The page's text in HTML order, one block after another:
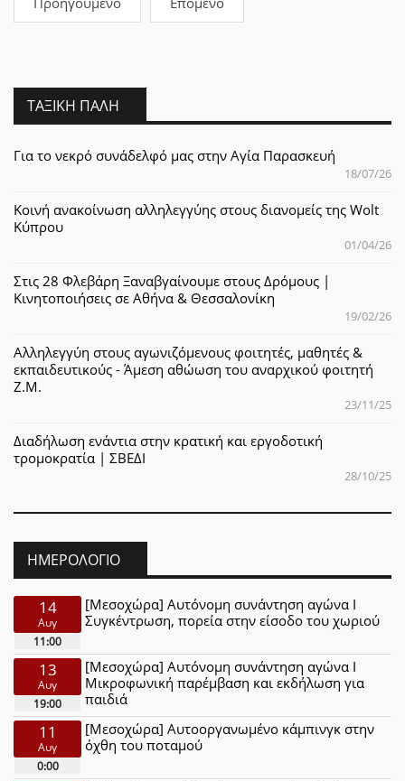
ΤΑΞΙΚΉ ΠΆΛΗ
Για το νεκρό συνάδελφό μας στην Αγία Παρασκευή
18/07/26
Κοινή ανακοίνωση αλληλεγγύης στους διανομείς της Wolt
Κύπρου
01/04/26
Στις 28 Φλεβάρη Ξαναβγαίνουμε στους Δρόμους |
Κινητοποιήσεις σε Αθήνα & Θεσσαλονίκη
19/02/26
Αλληλεγγύη στους αγωνιζόμενους φοιτητές, μαθητές &
εκπαιδευτικούς - Άμεση αθώωση του αναρχικού φοιτητή
Ζ.Μ.
23/11/25
Διαδήλωση ενάντια στην κρατική και εργοδοτική
τρομοκρατία | ΣΒΕΔΙ
28/10/25
ΗΜΕΡΟΛΌΓΙΟ
14
Αυγ
11:00
[Μεσοχώρα] Αυτόνομη συνάντηση αγώνα Ι
Συγκέντρωση, πορεία στην είσοδο του χωριού
13
Αυγ
19:00
[Μεσοχώρα] Αυτόνομη συνάντηση αγώνα Ι
Μικροφωνική παρέμβαση και εκδήλωση για
παιδιά
11
Αυγ
0:00
[Μεσοχώρα] Αυτοοργανωμένο κάμπινγκ στην
όχθη του ποταμού